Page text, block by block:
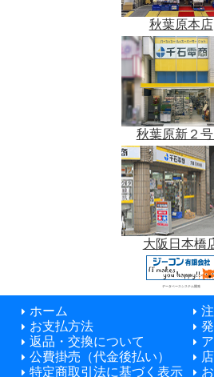
秋葉原本店
秋葉原新２
大阪日本橋
データベースシステム開発
ホーム
お支払方法
返品・交換について
公費掛売（代金後払い）
特定商取引法に基づく表示